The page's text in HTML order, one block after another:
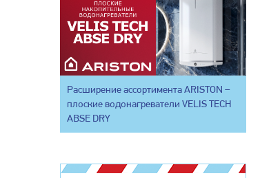
Расширение ассортимента ARISTON –
плоские водонагреватели VELIS TECH
ABSE DRY